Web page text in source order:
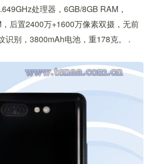
处理器，6GB/8GB RAM，
后置2400万+1600万像素双摄，无前
识别，3800mAh电池，重178克。 ​.